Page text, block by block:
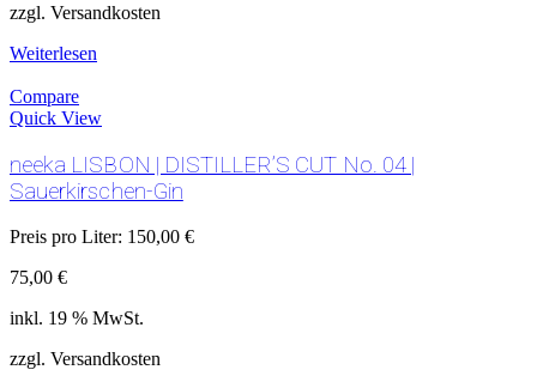
zzgl. Versandkosten
Weiterlesen
Compare
Quick View
neeka LISBON | DISTILLER’S CUT No. 04 |
Sauerkirschen-Gin
Preis pro Liter: 150,00 €
75,00 €
inkl. 19 % MwSt.
zzgl. Versandkosten